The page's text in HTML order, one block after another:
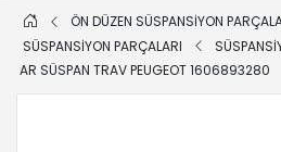
ÖN DÜZEN SÜSPANSİYON
SÜSPANSİYON PARÇALARI
AR SÜSPAN TRAV PEUGEOT 1606893280